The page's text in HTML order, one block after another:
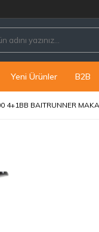
Yeni Ürünler B2B
4+1BB BAITRUNNER